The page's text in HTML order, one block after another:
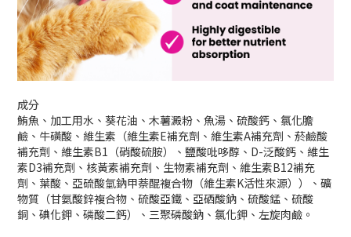
成分
鮪魚、加工用水、葵花油、木薯澱粉、魚湯、硫酸鈣、氯化膽
鹼、牛磺酸、維生素（維生素E補充劑、維生素A補充劑、菸鹼酸
補充劑、維生素B1（硝酸硫胺）、鹽酸吡哆醇、D-泛酸鈣、維生
素D3補充劑、核黃素補充劑、生物素補充劑、維生素B12補充
劑、葉酸、亞硫酸氫鈉甲萘醌複合物（維生素K活性來源））、礦
物質（甘氨酸鋅複合物、硫酸亞鐵、亞硒酸鈉、硫酸錳、硫酸
銅、碘化鉀、磷酸二鈣）、三聚磷酸鈉、氯化鉀、左旋肉鹼。